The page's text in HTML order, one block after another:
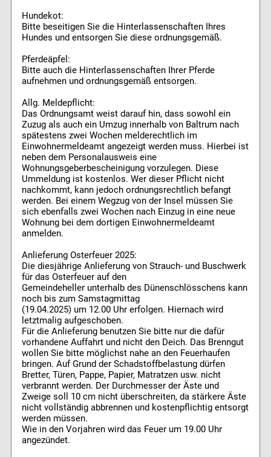
Hundekot:
Bitte beseitigen Sie die Hinterlassenschaften Ihres
Hundes und entsorgen Sie diese ordnungsgemäß.
Pferdeäpfel:
Bitte auch die Hinterlassenschaften Ihrer Pferde
aufnehmen und ordnungsgemäß entsorgen.
Allg. Meldepflicht:
Das Ordnungsamt weist darauf hin, dass sowohl ein
Zuzug als auch ein Umzug innerhalb von Baltrum nach
spätestens zwei Wochen melderechtlich im
Einwohnermeldeamt angezeigt werden muss. Hierbei ist
neben dem Personalausweis eine
Wohnungsgeberbescheinigung vorzulegen. Diese
Ummeldung ist kostenlos. Wer dieser Pflicht nicht
nachkommt, kann jedoch ordnungsrechtlich befangt
werden. Bei einem Wegzug von der Insel müssen Sie
sich ebenfalls zwei Wochen nach Einzug in eine neue
Wohnung bei dem dortigen Einwohnermeldeamt
anmelden.
Anlieferung Osterfeuer 2025:
Die diesjährige Anlieferung von Strauch- und Buschwerk
für das Osterfeuer auf den
Gemeindeheller unterhalb des Dünenschlösschens kann
noch bis zum Samstagmittag
(19.04.2025) um 12.00 Uhr erfolgen. Hiernach wird
letztmalig aufgeschoben.
Für die Anlieferung benutzen Sie bitte nur die dafür
vorhandene Auffahrt und nicht den Deich. Das Brenngut
wollen Sie bitte möglichst nahe an den Feuerhaufen
bringen. Auf Grund der Schadstoffbelastung dürfen
Bretter, Türen, Pappe, Papier, Matratzen usw. nicht
verbrannt werden. Der Durchmesser der Äste und
Zweige soll 10 cm nicht überschreiten, da stärkere Äste
nicht vollständig abbrennen und kostenpflichtig entsorgt
werden müssen.
Wie in den Vorjahren wird das Feuer um 19.00 Uhr
angezündet.